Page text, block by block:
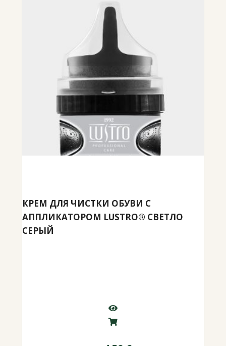
КРЕМ ДЛЯ ЧИСТКИ ОБУВИ С
АППЛИКАТОРОМ LUSTRO® СВЕТЛО
СЕРЫЙ